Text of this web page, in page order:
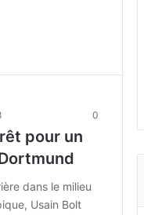
0
pour un
dans le milieu
Usain Bolt